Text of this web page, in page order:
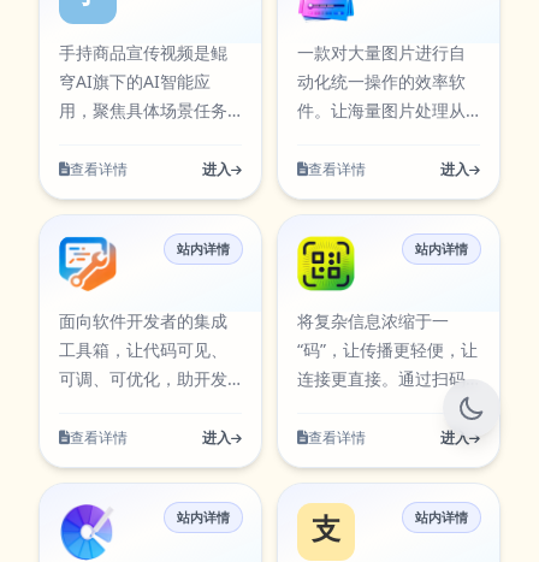
条目已在本站AI工具卡
口：
https://audio.kunqiongai.com。
站AI工具卡片中同步展
https://
imitation。
过官方入口快速访问，
并提供对应图标资源，
便于在工具库中检索与
使用。 修改图片角色身
计，支持从输入到结果
办公、内容创作、学习
研究与团队协作等多类
任务。在使用过程中可
方式，帮助你在保证结
果质量的同时提升执行
效率，减少重复操作带
目已在本站AI工具卡片
中同步展示，访问入
口：
https://aiapps.kunqiongai.com/#1140。
称、大小等信息并导出
为 Excel 清单，还支持
文件分类、移动、创
建、删除、压缩解压等
繁琐的手动整理，大幅
件在线传输围绕实际使
用场景设计，支持从输
入到结果的完整流程，
作、学习研究与团队协
作等多类任务。在使用
过程中可按需求调整参
数与输出方式，帮助你
在保证结果质量的同时
提升执行效率，减少重
复操作带来的时间成
本。当前条目已在本站
手持商品宣传视频是鲲
穹AI旗下的AI智能应
用，聚焦具体场景任务
到输出流程。聚焦视频
创作与分镜规划，适用
与内容生产。该工具可
通过官方入口快速访
问，并提供对应图标资
源，便于在工具库中检
索与使用。 手持商品宣
景设计，支持从输入到
日常办公、内容创作、
学习研究与团队协作等
多类任务。在使用过程
查看详情 进入
一款对大量图片进行自
动化统一操作的效率软
件。让海量图片处理从
专注创意，效率倍增。
图片批量处理围绕实际
输入到结果的完整流
程，适合日常办公、内
容创作、学习研究与团
队协作等多类任务。在
使用过程中可按需求调
整参数与输出方式，帮
助你在保证结果质量的
少重复操作带来的时间
成本。当前条目已在本
站AI工具卡片中同步展
查看详情 进入
开发者工具
站内详情
面向软件开发者的集成
工具箱，让代码可见、
可调、可优化，助开发
效、稳定、优雅”。 开发
者工具围绕实际使用场
结果的完整流程，适合
日常办公、内容创作、
查看详情 进入
二维码生成器
站内详情
将复杂信息浓缩于一
“码”，让传播更轻便，让
连接更直接。通过扫码
即可直接访问内容，是
连接线上线下信息的高
效桥梁。 二维码生成器
计，支持从输入到结果
的完整流程，适合日常
查看详情 进入
色彩工坊
站内详情
支付宝MCP体
站内详情